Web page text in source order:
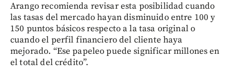
Arango recomienda revisar esta posibilidad cuando
las tasas del mercado hayan disminuido entre 100 y
150 puntos básicos respecto a la tasa original o
cuando el perfil financiero del cliente haya
mejorado. “Ese papeleo puede significar millones en
el total del crédito”.